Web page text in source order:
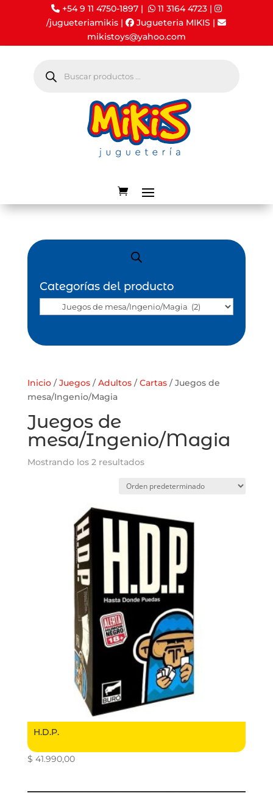
+54 9 11 4750-1897 | 11 3164 4723|
/jugueteriamikis | Jugueteria MIKIS |
mikistoys@yahoo.com
productos
Inicio/Juegos/Adultos/Cartas/ Juegos de
mesa/Ingenio/Magia
Juegos de
mesa/Ingenio/Magia
Mostrando los 2 resultados
H.D.P.
$ 41.990,00
Categorías del producto